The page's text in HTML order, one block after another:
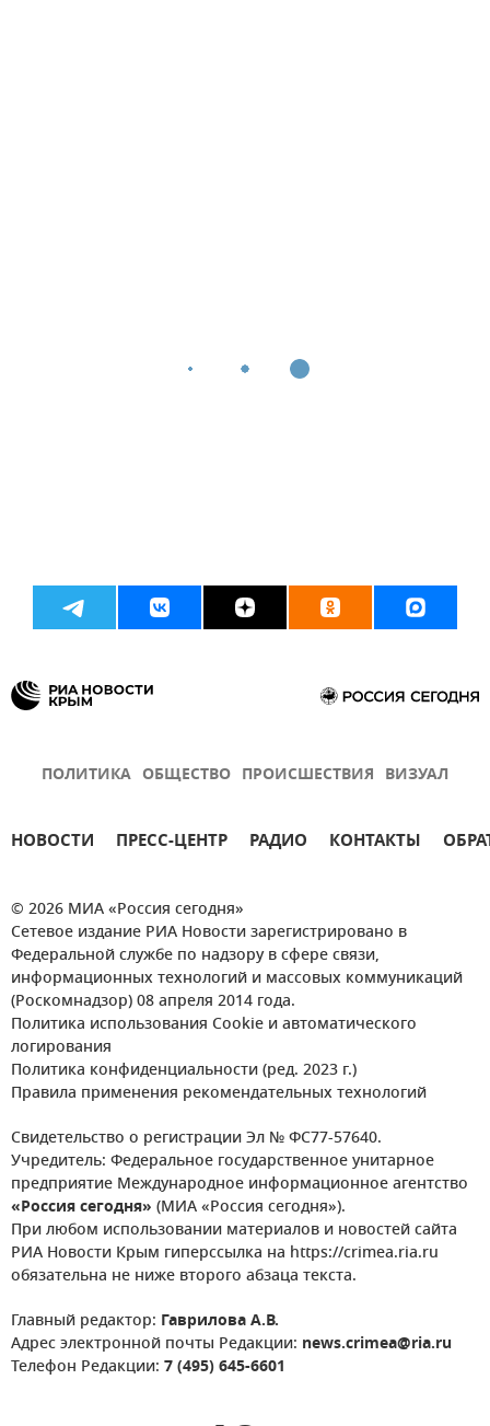
ПОЛИТИКА ОБЩЕСТВО ПРОИСШЕСТВИЯ ВИЗУАЛ
НОВОСТИ ПРЕСС-ЦЕНТР РАДИО КОНТАКТЫ
© 2026 МИА «Россия сегодня»
Сетевое издание РИА Новости зарегистрировано в
Федеральной службе по надзору в сфере связи,
информационных технологий и массовых коммуникаций
(Роскомнадзор) 08 апреля 2014 года.
Политика использования Cookie и автоматического
логирования
Политика конфиденциальности (ред. 2023 г.)
Правила применения рекомендательных технологий
Свидетельство о регистрации Эл № ФС77-57640.
Учредитель: Федеральное государственное унитарное
предприятие Международное информационное агентство
«Россия сегодня» (МИА «Россия сегодня»).
При любом использовании материалов и новостей сайта
РИА Новости Крым гиперссылка на https://crimea.ria.ru
обязательна не ниже второго абзаца текста.
Главный редактор: Гаврилова А.В.
Адрес электронной почты Редакции: news.crimea@ria.ru
Телефон Редакции: 7 (495) 645-6601